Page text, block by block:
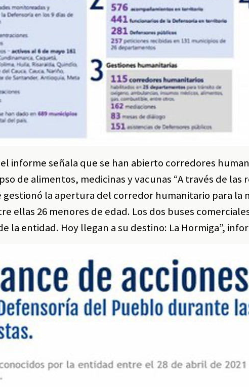
informe señala que se han abierto corredores
de alimentos, medicinas y vacunas “A través de las
gestionó la apertura del corredor humanitario para la
ellas 26 menores de edad. Los dos buses
la entidad. Hoy llegan a su destino: La Hormiga”,